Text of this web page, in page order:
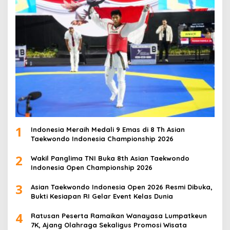
1
Indonesia Meraih Medali 9 Emas di 8 Th Asian
Taekwondo Indonesia Championship 2026
2
Wakil Panglima TNI Buka 8th Asian Taekwondo
Indonesia Open Championship 2026
3
Asian Taekwondo Indonesia Open 2026 Resmi Dibuka,
Bukti Kesiapan RI Gelar Event Kelas Dunia
4
Ratusan Peserta Ramaikan Wanayasa Lumpatkeun
7K, Ajang Olahraga Sekaligus Promosi Wisata